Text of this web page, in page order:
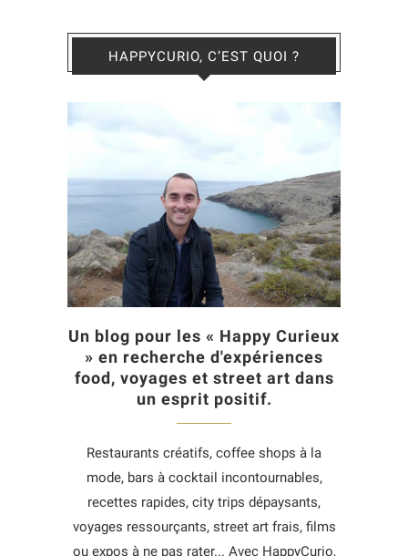
HAPPYCURIO, C’EST QUOI ?
Un blog pour les « Happy Curieux
» en recherche d'expériences
food, voyages et street art dans
un esprit positif.
Restaurants créatifs, coffee shops à la
mode, bars à cocktail incontournables,
recettes rapides, city trips dépaysants,
voyages ressourçants, street art frais, films
ou expos à ne pas rater... Avec HappyCurio,